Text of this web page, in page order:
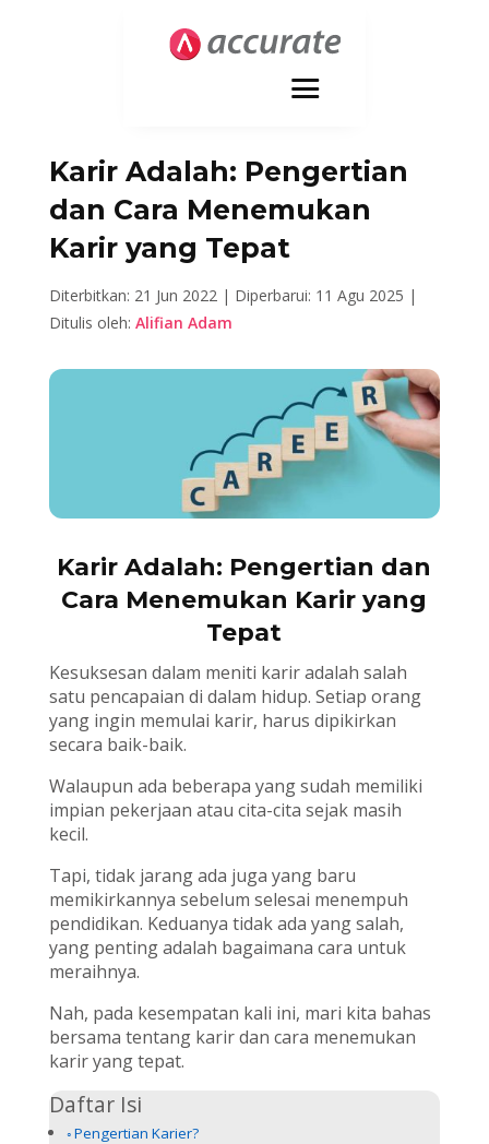
Karir Adalah: Pengertian
dan Cara Menemukan
Karir yang Tepat
Diterbitkan: 21 Jun 2022 | Diperbarui: 11 Agu 2025 |
Ditulis oleh: Alifian Adam
Karir Adalah: Pengertian dan
Cara Menemukan Karir yang
Tepat
Kesuksesan dalam meniti karir adalah salah
satu pencapaian di dalam hidup. Setiap orang
yang ingin memulai karir, harus dipikirkan
secara baik-baik.
Walaupun ada beberapa yang sudah memiliki
impian pekerjaan atau cita-cita sejak masih
kecil.
Tapi, tidak jarang ada juga yang baru
memikirkannya sebelum selesai menempuh
pendidikan. Keduanya tidak ada yang salah,
yang penting adalah bagaimana cara untuk
meraihnya.
Nah, pada kesempatan kali ini, mari kita bahas
bersama tentang karir dan cara menemukan
karir yang tepat.
Daftar Isi
Pengertian Karier?